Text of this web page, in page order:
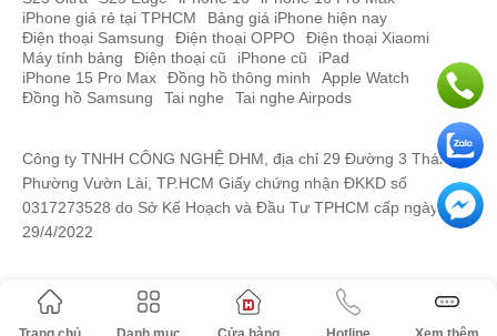
iPhone giá rẻ tại TPHCM
Bảng giá iPhone hiện nay
Điện thoại Samsung
Điện thoại OPPO
Điện thoại Xiaomi
Máy tính bảng
Điện thoại cũ iPhone cũ
iPad
iPhone 15 Pro Max
Đồng hồ thông minh
Apple Watch
Đồng hồ Samsung
Tai nghe Tai nghe Airpods
Công ty TNHH CÔNG NGHỆ DHM, địa chỉ 29 Đường 3 Tháng 2,
Phường Vườn Lài, TP.HCM Giấy chứng nhận ĐKKD số
0317273528 do Sở Kế Hoạch và Đầu Tư TPHCM cấp ngày
29/4/2022